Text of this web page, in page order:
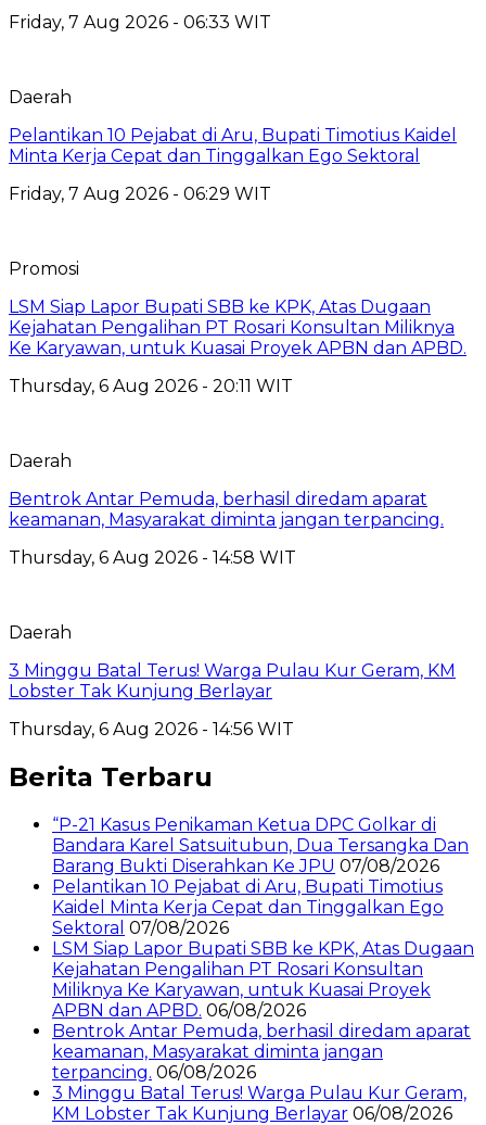
Friday, 7 Aug 2026 - 06:33 WIT
Daerah
Pelantikan 10 Pejabat di Aru, Bupati Timotius Kaidel
Minta Kerja Cepat dan Tinggalkan Ego Sektoral
Friday, 7 Aug 2026 - 06:29 WIT
Promosi
LSM Siap Lapor Bupati SBB ke KPK, Atas Dugaan
Kejahatan Pengalihan PT Rosari Konsultan Miliknya
Ke Karyawan, untuk Kuasai Proyek APBN dan APBD.
Thursday, 6 Aug 2026 - 20:11 WIT
Daerah
Bentrok Antar Pemuda, berhasil diredam aparat
keamanan, Masyarakat diminta jangan terpancing.
Thursday, 6 Aug 2026 - 14:58 WIT
Daerah
3 Minggu Batal Terus! Warga Pulau Kur Geram, KM
Lobster Tak Kunjung Berlayar
Thursday, 6 Aug 2026 - 14:56 WIT
Berita Terbaru
“P-21 Kasus Penikaman Ketua DPC Golkar di
Bandara Karel Satsuitubun, Dua Tersangka Dan
Barang Bukti Diserahkan Ke JPU 07/08/2026
Pelantikan 10 Pejabat di Aru, Bupati Timotius
Kaidel Minta Kerja Cepat dan Tinggalkan Ego
Sektoral 07/08/2026
LSM Siap Lapor Bupati SBB ke KPK, Atas Dugaan
Kejahatan Pengalihan PT Rosari Konsultan
Miliknya Ke Karyawan, untuk Kuasai Proyek
APBN dan APBD. 06/08/2026
Bentrok Antar Pemuda, berhasil diredam aparat
keamanan, Masyarakat diminta jangan
terpancing. 06/08/2026
3 Minggu Batal Terus! Warga Pulau Kur Geram,
KM Lobster Tak Kunjung Berlayar 06/08/2026